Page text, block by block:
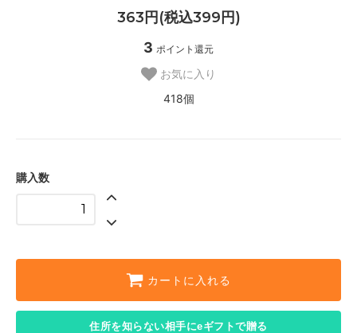
363円(税込399円)
3 ポイント還元
お気に入り
418個
購入数
カートに入れる
住所を知らない相手にeギフトで贈る